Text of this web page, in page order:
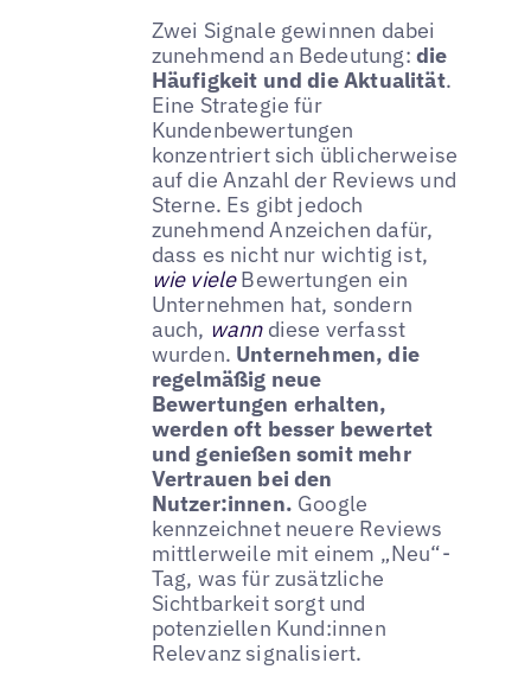
Zwei Signale gewinnen dabei
zunehmend an Bedeutung: die
Häufigkeit und die Aktualität.
Eine Strategie für
Kundenbewertungen
konzentriert sich üblicherweise
auf die Anzahl der Reviews und
Sterne. Es gibt jedoch
zunehmend Anzeichen dafür,
dass es nicht nur wichtig ist,
wie vieleBewertungen ein
Unternehmen hat, sondern
auch, wanndiese verfasst
wurden. Unternehmen, die
regelmäßig neue
Bewertungen erhalten,
werden oft besser bewertet
und genießen somit mehr
Vertrauen bei den
Nutzer:innen. Google
kennzeichnet neuere Reviews
mittlerweile mit einem „Neu“-
Tag, was für zusätzliche
Sichtbarkeit sorgt und
potenziellen Kund:innen
Relevanz signalisiert.